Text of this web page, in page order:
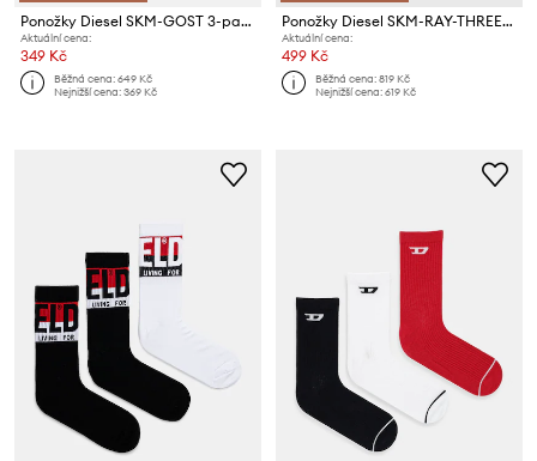
Ponožky Diesel SKM-GOST 3-pack
Aktuální cena:
349 Kč
Běžná cena:649 Kč
Nejnižší cena:369 Kč
Ponožky Diesel SKM-RAY-THREEPACK 3-pack
Aktuální cena:
499 Kč
Běžná cena:819 Kč
Nejnižší cena:619 Kč